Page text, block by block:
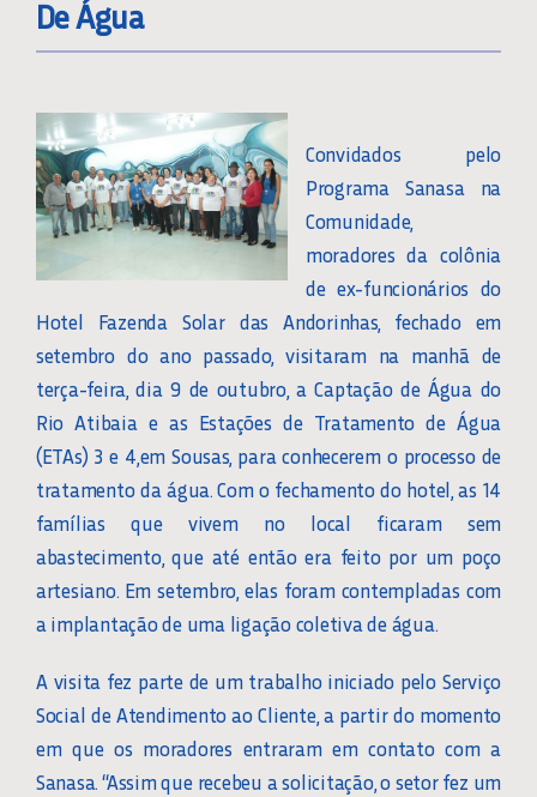
De Água
Convidados pelo
Programa Sanasa na
Comunidade,
moradores da colônia
de ex-funcionários do
Hotel Fazenda Solar das Andorinhas, fechado em
setembro do ano passado, visitaram na manhã de
terça-feira, dia 9 de outubro, a Captação de Água do
Rio Atibaia e as Estações de Tratamento de Água
(ETAs) 3 e 4,em Sousas, para conhecerem o processo de
tratamento da água. Com o fechamento do hotel, as 14
famílias que vivem no local ficaram sem
abastecimento, que até então era feito por um poço
artesiano. Em setembro, elas foram contempladas com
a implantação de uma ligação coletiva de água.
A visita fez parte de um trabalho iniciado pelo Serviço
Social de Atendimento ao Cliente, a partir do momento
em que os moradores entraram em contato com a
Sanasa. “Assim que recebeu a solicitação, o setor fez um